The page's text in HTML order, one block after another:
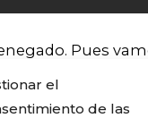
el
de las
Pues
las claves